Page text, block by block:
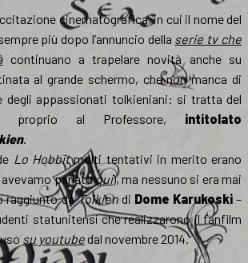
cinematografica, in cui il nome del
più dopo l’annuncio della serie tv che
continuano a trapelare novità anche su
al grande schermo, che non manca di
degli appassionati tolkieniani: si tratta del
proprio al Professore, intitolato
.
Lo Hobbitmolti tentativi in merito erano
parlatoqui), ma nessuno si era mai
raggiunto daTolkiendi Dome Karukoski–
statunitensi che realizzarono il fanfilm
su youtubedal novembre 2014.